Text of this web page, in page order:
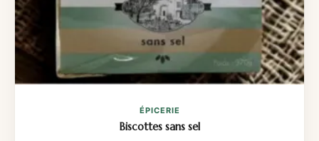
ÉPICERIE
Biscottes sans sel